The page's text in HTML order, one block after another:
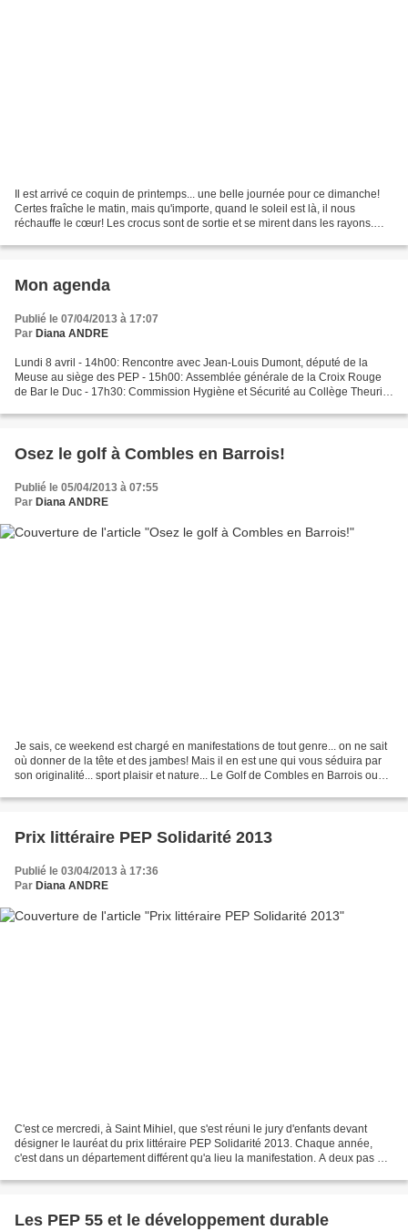
Il est arrivé ce coquin de printemps... une belle journée pour ce dimanche!
Certes fraîche le matin, mais qu'importe, quand le soleil est là, il nous
réchauffe le cœur! Les crocus sont de sortie et se mirent dans les rayons.
Mon agenda
Publié le 07/04/2013 à 17:07
Par Diana ANDRE
Lundi 8 avril - 14h00: Rencontre avec Jean-Louis Dumont, député de la
Meuse au siège des PEP - 15h00: Assemblée générale de la Croix Rouge
de Bar le Duc - 17h30: Commission Hygiène et Sécurité au Collège Theuriet
Osez le golf à Combles en Barrois!
Publié le 05/04/2013 à 07:55
Par Diana ANDRE
Je sais, ce weekend est chargé en manifestations de tout genre... on ne sait
où donner de la tête et des jambes! Mais il en est une qui vous séduira par
son originalité... sport plaisir et nature... Le Golf de Combles en Barrois ouvre
Prix littéraire PEP Solidarité 2013
Publié le 03/04/2013 à 17:36
Par Diana ANDRE
C'est ce mercredi, à Saint Mihiel, que s'est réuni le jury d'enfants devant
désigner le lauréat du prix littéraire PEP Solidarité 2013. Chaque année,
c'est dans un département différent qu'a lieu la manifestation. A deux pas de
Les PEP 55 et le développement durable